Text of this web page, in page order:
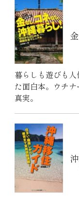
暮らしも遊びも
た面白本。ウチ
真実。